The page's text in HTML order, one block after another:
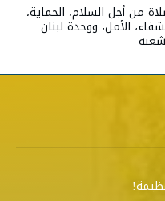
من أجل السلام، الحماية،
الأمل، ووحدة لبنان